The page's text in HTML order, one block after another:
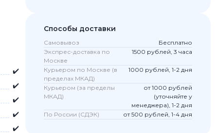
8 Pro
✔️
✔️
✔️
✔️
✔️
Способы доставки
Самовывоз
Бесплатно
Экспрес-доставка по
Москве
1500 рублей, 3 часа
Курьером по Москве (в
пределах МКАД)
1000 рублей, 1-2 дня
Курьером (за пределы
МКАД)
от 1000 рублей
(уточняйте у
менеджера), 1-2 дня
По России (СДЭК)
от 500 рублей, 1-4 дня